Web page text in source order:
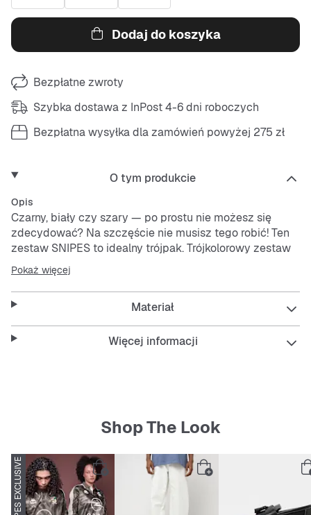
Dodaj do koszyka
Bezpłatne zwroty
Szybka dostawa z InPost 4-6 dni roboczych
Bezpłatna wysyłka dla zamówień powyżej 275 zł
O tym produkcie
Opis
Czarny, biały czy szary — po prostu nie możesz się
zdecydować? Na szczęście nie musisz tego robić! Ten
zestaw SNIPES to idealny trójpak. Trójkolorowy zestaw
można zatem łączyć z każdym strojem. Dzięki
naszywce pokazujesz również, że należysz do rodziny
SNIPES. Traktuj swoje obuwie sportowe tak, jak na to
zasługują!
Produkt SNIPES Exclusive
materiał: 83% bawełna, 15% poliamid, 2% elastan
Pokaż więcej
Materiał
Więcej informacji
Shop The Look
SNIPES EXCLUSIVE